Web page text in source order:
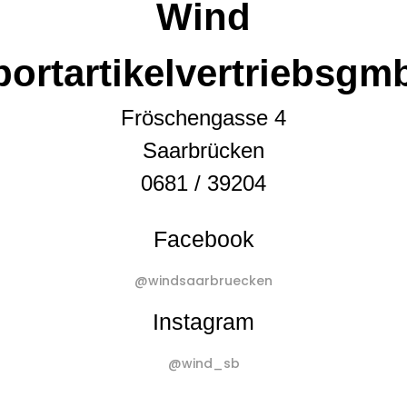
Wind
Fröschengasse 4
Saarbrücken
0681 / 39204
Facebook
@windsaarbruecken
Instagram
@wind_sb